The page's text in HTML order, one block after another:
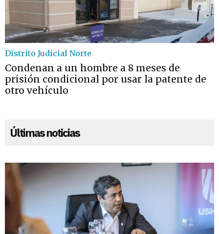
Distrito Judicial Norte
Condenan a un hombre a 8 meses de
prisión condicional por usar la patente de
otro vehículo
Últimas noticias